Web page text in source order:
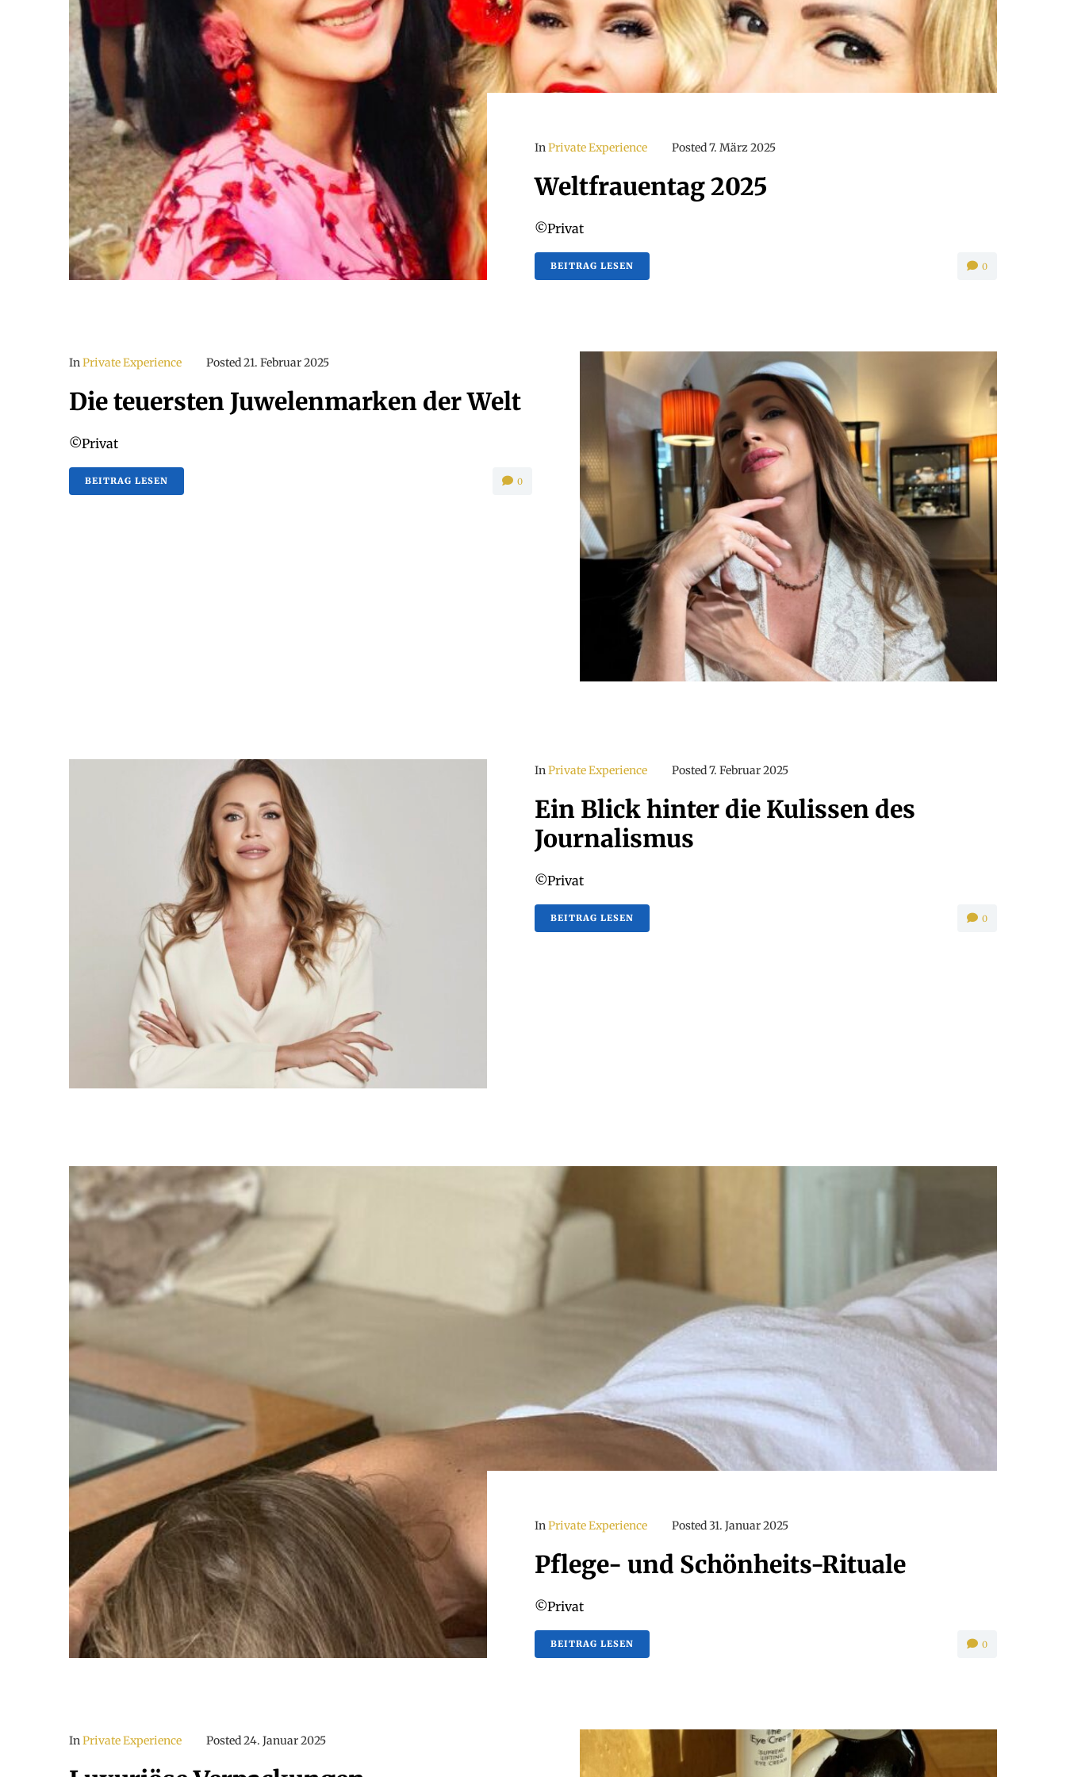
InPrivate Experience Posted7. März 2025
Weltfrauentag 2025
©Privat
BEITRAG LESEN 0
InPrivate Experience Posted21. Februar 2025
Die teuersten Juwelenmarken der Welt
©Privat
BEITRAG LESEN 0
InPrivate Experience Posted7. Februar 2025
Ein Blick hinter die Kulissen des
Journalismus
©Privat
BEITRAG LESEN 0
InPrivate Experience Posted31. Januar 2025
Pflege- und Schönheits-Rituale
©Privat
BEITRAG LESEN 0
InPrivate Experience Posted24. Januar 2025